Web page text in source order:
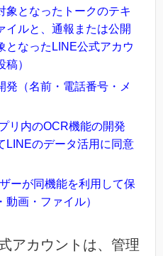
象となったトークのテキ
イルと、通報または公開
となったLINE公式アカウ
）
発（名前・電話番号・メ
リ内のOCR機能の開発
LINEのデータ活用に同意
ーが同機能を利用して保
画・ファイル）
アカウントは、管理